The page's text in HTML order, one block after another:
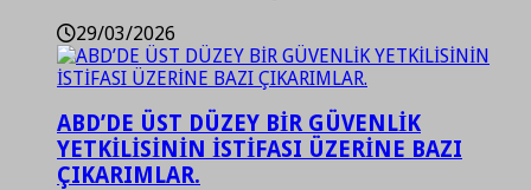
29/03/2026
ABD’DE ÜST DÜZEY BİR GÜVENLİK
YETKİLİSİNİN İSTİFASI ÜZERİNE BAZI
ÇIKARIMLAR.